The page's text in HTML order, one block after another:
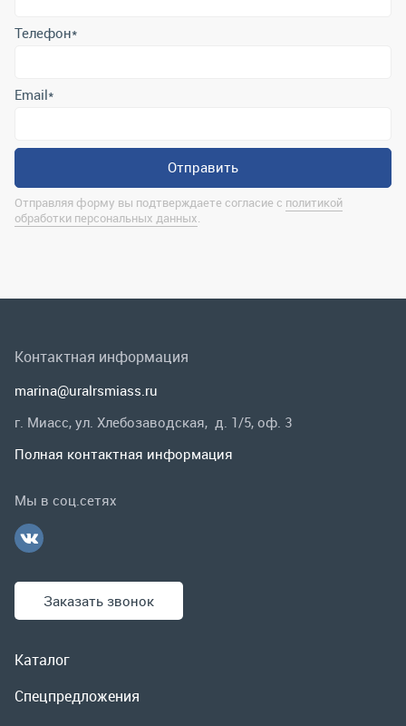
Отправляя форму вы подтверждаете согласие с
Спецпредложения
Гарантии и возврат
Контактная информация
marina@uralrsmiass.ru
Заказать звонок